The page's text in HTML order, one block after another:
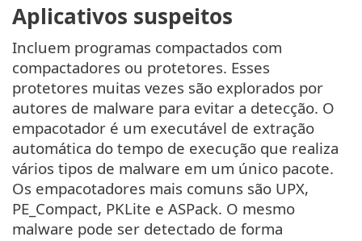
Aplicativos suspeitos
Incluem programas compactados com
compactadores ou protetores. Esses
protetores muitas vezes são explorados por
autores de malware para evitar a detecção. O
empacotador é um executável de extração
automática do tempo de execução que realiza
vários tipos de malware em um único pacote.
Os empacotadores mais comuns são UPX,
PE_Compact, PKLite e ASPack. O mesmo
malware pode ser detectado de forma